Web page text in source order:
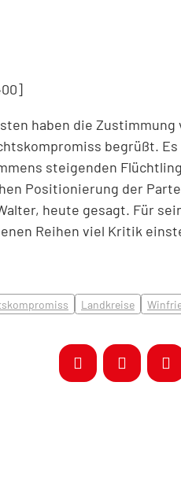
haben die
begrüßt.
steigenden
Positionierung der
heute gesagt. Für
Reihen viel Kritik
Landkreise